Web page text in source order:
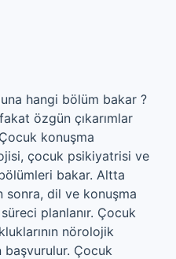
hangi bölüm bakar ?
özgün çıkarımlar
konuşma
çocuk psikiyatrisi ve
bakar. Altta
sonra, dil ve konuşma
planlanır. Çocuk
nörolojik
başvurulur. Çocuk